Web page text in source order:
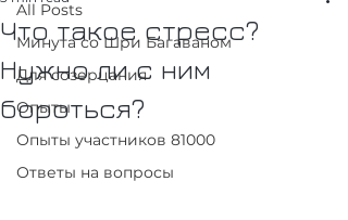
All Posts
Минута со Шри Багаваном
Для созерцания
Опыты
Опыты участников 81000
Ответы на вопросы
Что такое стресс?
Нужно ли с ним
бороться?